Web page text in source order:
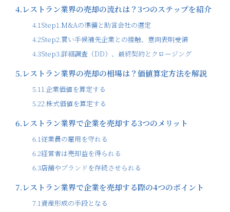
4.レストラン業界の売却の流れは？3つのステップを紹介
4.1Step1.M&Aの準備と助言会社の選定
4.2Step2.買い手候補先企業との接触、意向表明受領
4.3Step3.詳細調査（DD）、最終契約とクロージング
5.レストラン業界の売却の相場は？価値算定方法を解説
5.11.企業価値を算定する
5.22.株式価値を算定する
6.レストラン業界で企業を売却する3つのメリット
6.1従業員の雇用を守れる
6.2経営者は売却益を得られる
6.3店舗やブランドを存続させられる
7.レストラン業界で企業を売却する際の4つのポイント
7.1資産形成の手段となる